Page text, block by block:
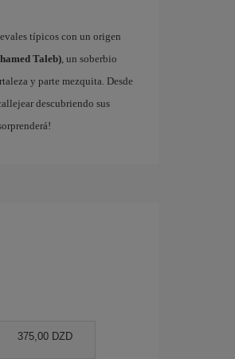
típicos con un origen
Taleb), un soberbio
y parte mezquita. Desde
descubriendo sus
375,00 DZD